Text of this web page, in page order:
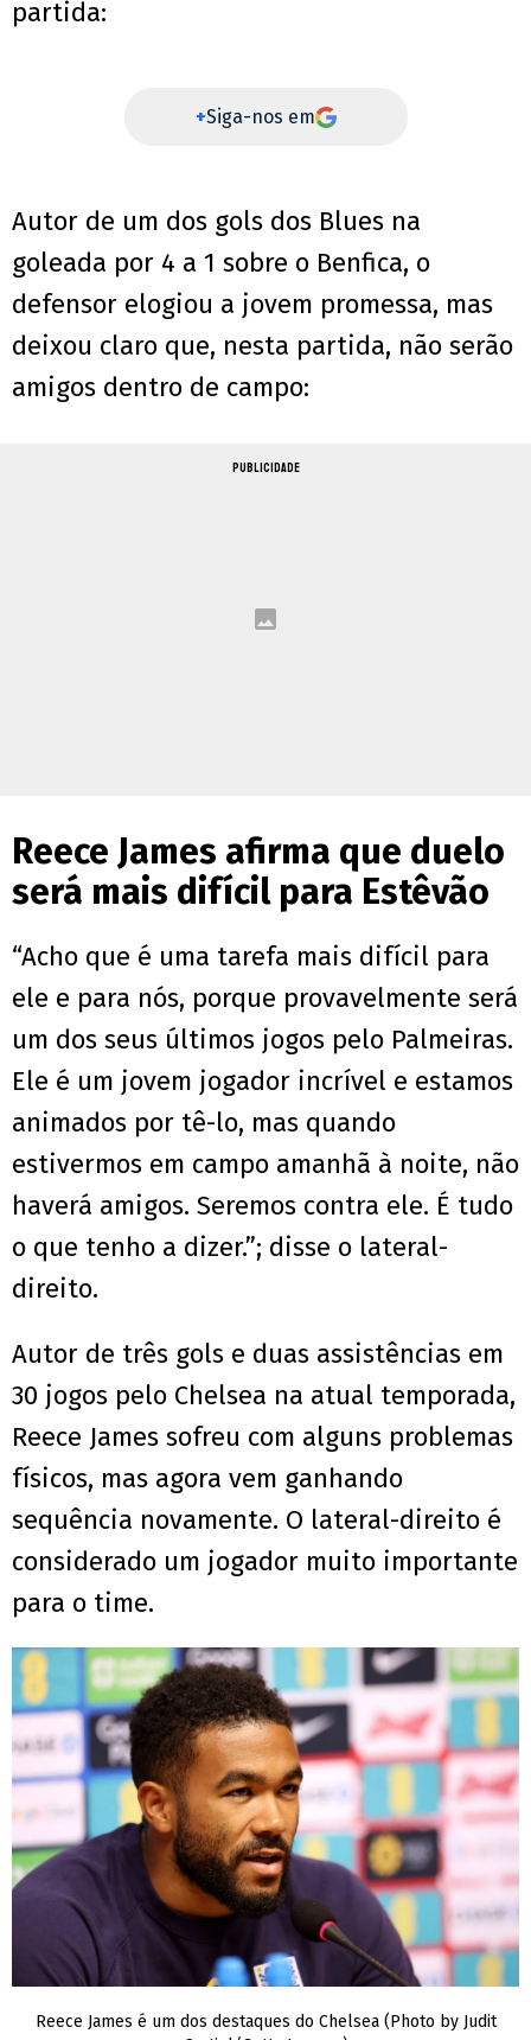
partida:
+Siga-nos em
Autor de um dos gols dos Blues na
goleada por 4 a 1 sobre o Benfica, o
defensor elogiou a jovem promessa, mas
deixou claro que, nesta partida, não serão
amigos dentro de campo:
PUBLICIDADE
Reece James afirma que duelo
será mais difícil para Estêvão
“Acho que é uma tarefa mais difícil para
ele e para nós, porque provavelmente será
um dos seus últimos jogos pelo Palmeiras.
Ele é um jovem jogador incrível e estamos
animados por tê-lo, mas quando
estivermos em campo amanhã à noite, não
haverá amigos. Seremos contra ele. É tudo
o que tenho a dizer.”; disse o lateral-
direito.
Autor de três gols e duas assistências em
30 jogos pelo Chelsea na atual temporada,
Reece James sofreu com alguns problemas
físicos, mas agora vem ganhando
sequência novamente. O lateral-direito é
considerado um jogador muito importante
para o time.
Reece James é um dos destaques do Chelsea (Photo by Judit